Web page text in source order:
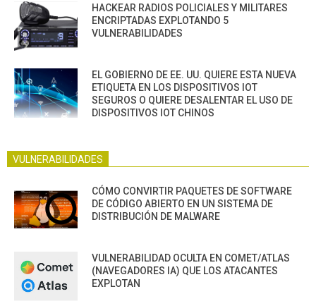
HACKEAR RADIOS POLICIALES Y MILITARES
ENCRIPTADAS EXPLOTANDO 5
VULNERABILIDADES
EL GOBIERNO DE EE. UU. QUIERE ESTA NUEVA
ETIQUETA EN LOS DISPOSITIVOS IOT
SEGUROS O QUIERE DESALENTAR EL USO DE
DISPOSITIVOS IOT CHINOS
VULNERABILIDADES
CÓMO CONVIRTIR PAQUETES DE SOFTWARE
DE CÓDIGO ABIERTO EN UN SISTEMA DE
DISTRIBUCIÓN DE MALWARE
VULNERABILIDAD OCULTA EN COMET/ATLAS
(NAVEGADORES IA) QUE LOS ATACANTES
EXPLOTAN